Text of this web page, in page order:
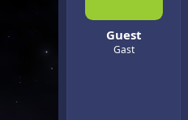
Guest
Gast